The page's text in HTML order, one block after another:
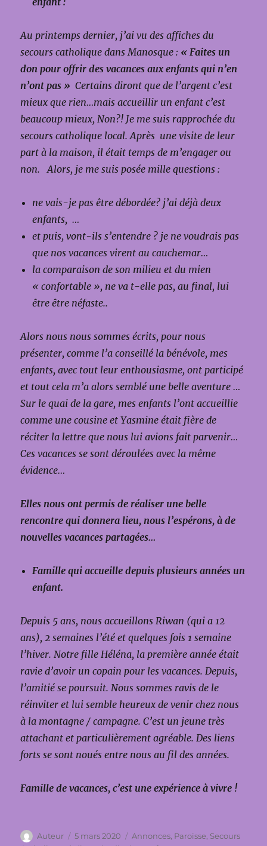
Au printemps dernier, j’ai vu des affiches du
secours catholique dans Manosque : « Faites un
don pour offrir des vacances aux enfants qui n’en
n’ont pas » Certains diront que de l’argent c’est
mieux que rien…mais accueillir un enfant c’est
beaucoup mieux, Non?! Je me suis rapprochée du
secours catholique local. Après une visite de leur
part à la maison, il était temps de m’engager ou
non. Alors, je me suis posée mille questions :
ne vais-je pas être débordée? j’ai déjà deux
enfants, …
et puis, vont-ils s’entendre ? je ne voudrais pas
que nos vacances virent au cauchemar…
la comparaison de son milieu et du mien
« confortable », ne va t-elle pas, au final, lui
être être néfaste..
Alors nous nous sommes écrits, pour nous
présenter, comme l’a conseillé la bénévole, mes
enfants, avec tout leur enthousiasme, ont participé
et tout cela m’a alors semblé une belle aventure …
Sur le quai de la gare, mes enfants l’ont accueillie
comme une cousine et Yasmine était fière de
réciter la lettre que nous lui avions fait parvenir…
Ces vacances se sont déroulées avec la même
évidence…
Elles nous ont permis de réaliser une belle
rencontre qui donnera lieu, nous l’espérons, à de
nouvelles vacances partagées…
Famille qui accueille depuis plusieurs années un
enfant.
Depuis 5 ans, nous accueillons Riwan (qui a 12
ans), 2 semaines l’été et quelques fois 1 semaine
l’hiver. Notre fille Héléna, la première année était
ravie d’avoir un copain pour les vacances. Depuis,
l’amitié se poursuit. Nous sommes ravis de le
réinviter et lui semble heureux de venir chez nous
à la montagne / campagne. C’est un jeune très
attachant et particulièrement agréable. Des liens
forts se sont noués entre nous au fil des années.
Famille de vacances, c’est une expérience à vivre !
Auteur
Auteur
Publié
5 mars 2020 Catégories
Annonces, Paroisse, Secours